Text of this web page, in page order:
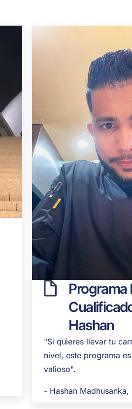
Programa
Hashan
"Si quieres llevar tu
nivel, este programa
valioso".
- Hashan Madhusanka,